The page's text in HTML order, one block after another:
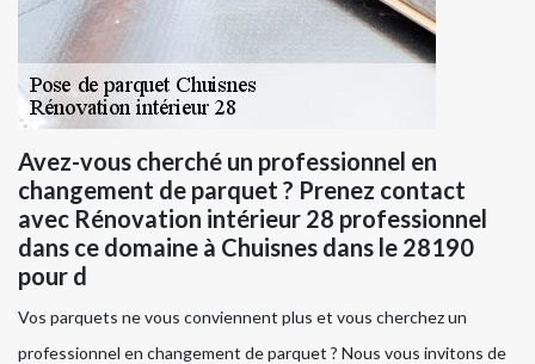
Avez-vous cherché un professionnel en
changement de parquet ? Prenez contact
avec Rénovation intérieur 28 professionnel
dans ce domaine à Chuisnes dans le 28190
pour d
Vos parquets ne vous conviennent plus et vous cherchez un
professionnel en changement de parquet ? Nous vous invitons de